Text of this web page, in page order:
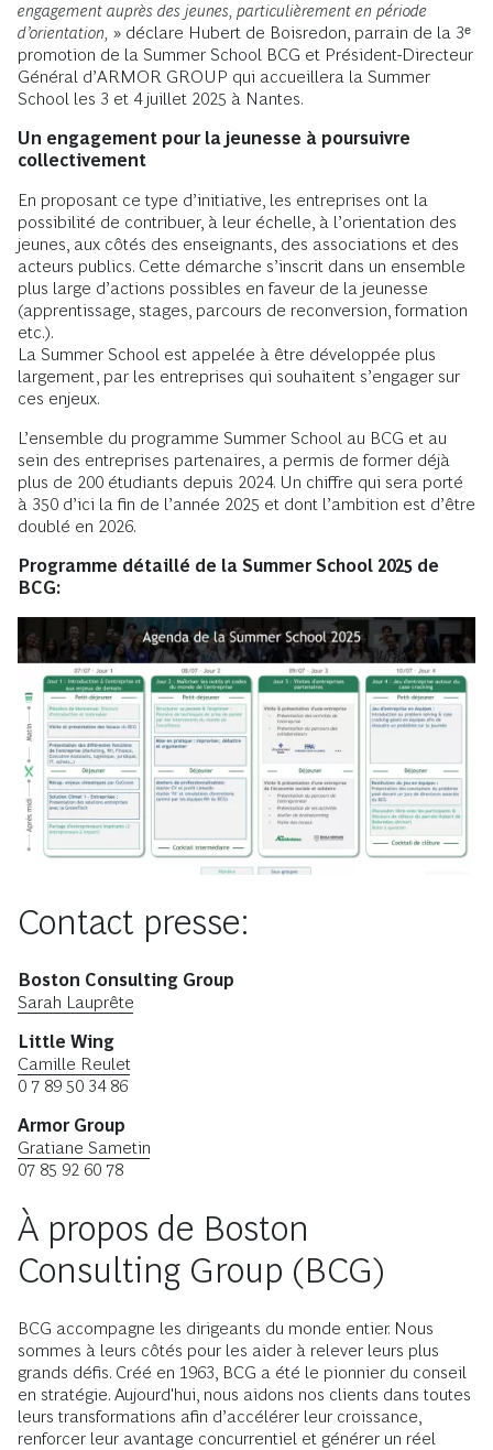
engagement auprès des jeunes, particulièrement en période
d’orientation, » déclare Hubert de Boisredon, parrain de la 3ᵉ
promotion de la Summer School BCG et Président-Directeur
Général d’ARMOR GROUP qui accueillera la Summer
School les 3 et 4 juillet 2025 à Nantes.
Un engagement pour la jeunesse à poursuivre
collectivement
En proposant ce type d’initiative, les entreprises ont la
possibilité de contribuer, à leur échelle, à l’orientation des
jeunes, aux côtés des enseignants, des associations et des
acteurs publics. Cette démarche s’inscrit dans un ensemble
plus large d’actions possibles en faveur de la jeunesse
(apprentissage, stages, parcours de reconversion, formation
etc.).
La Summer School est appelée à être développée plus
largement, par les entreprises qui souhaitent s’engager sur
ces enjeux.
L’ensemble du programme Summer School au BCG et au
sein des entreprises partenaires, a permis de former déjà
plus de 200 étudiants depuis 2024. Un chiffre qui sera porté
à 350 d’ici la fin de l’année 2025 et dont l’ambition est d’être
doublé en 2026.
Programme détaillé de la Summer School 2025 de
BCG:
Contact presse:
Boston Consulting Group
Sarah Lauprête
Little Wing
Camille Reulet
0 7 89 50 34 86
Armor Group
Gratiane Sametin
07 85 92 60 78
À propos de Boston
Consulting Group (BCG)
BCG accompagne les dirigeants du monde entier. Nous
sommes à leurs côtés pour les aider à relever leurs plus
grands défis. Créé en 1963, BCG a été le pionnier du conseil
en stratégie. Aujourd'hui, nous aidons nos clients dans toutes
leurs transformations afin d’accélérer leur croissance,
renforcer leur avantage concurrentiel et générer un réel